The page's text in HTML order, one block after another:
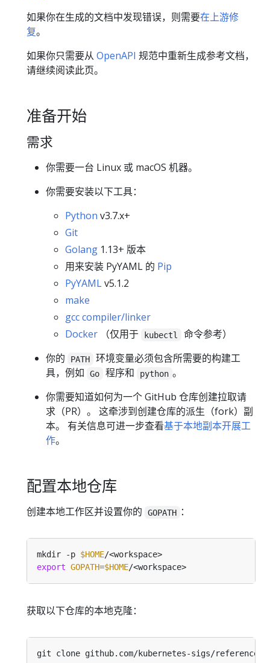
如果你在生成的文档中发现错误，则需要在上游修
复。
如果你只需要从 OpenAPI 规范中重新生成参考文档，
请继续阅读此页。
准备开始
需求
你需要一台 Linux 或 macOS 机器。
你需要安装以下工具：
Python v3.7.x+
Git
Golang 1.13+ 版本
用来安装 PyYAML 的 Pip
PyYAMLv5.1.2
make
gcc compiler/linker
Docker （仅用于 kubectl
命令参考）
你的
PATH
环境变量必须包含所需要的构建工
具，例如
Go 程序和 python 。
你需要知道如何为一个 GitHub 仓库创建拉取请
求（PR）。 这牵涉到创建仓库的派生（fork）副
本。 有关信息可进一步查看基于本地副本开展工
作。
配置本地仓库
创建本地工作区并设置你的 GOPATH ：
mkdir -p $HOME
export GOPATH=$HOME
获取以下仓库的本地克隆：